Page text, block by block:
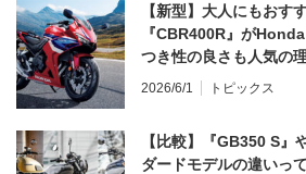
【新型】大人にもおす
『CBR400R』が
つき性の良さも人気の
2026/6/1 トピックス
【比較】『GB350 S』
ダードモデルの違いっ